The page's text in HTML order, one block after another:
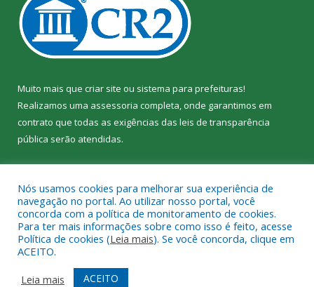
Muito mais que criar site ou sistema para prefeituras!
Realizamos uma assessoria completa, onde garantimos em
contrato que todas as exigências das leis de transparência
pública serão atendidas.
Todos os direitos reservados a Câmara Municipal de Jacundá.
Mapa do Site
Acessar Área Administrativa
Nós usamos cookies para melhorar sua experiência de
navegação no portal. Ao utilizar nosso portal, você
concorda com a política de monitoramento de cookies.
Para ter mais informações sobre como isso é feito, acesse
Política de cookies (Leia mais). Se você concorda, clique em
ACEITO.
Leia mais
ACEITO